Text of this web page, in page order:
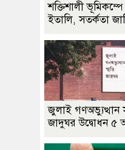
শক্তিশালী
ইতালি, সতর্কতা
জুলাই গণঅভ্যুত্থান
জাদুঘর উদ্বোধন ৫